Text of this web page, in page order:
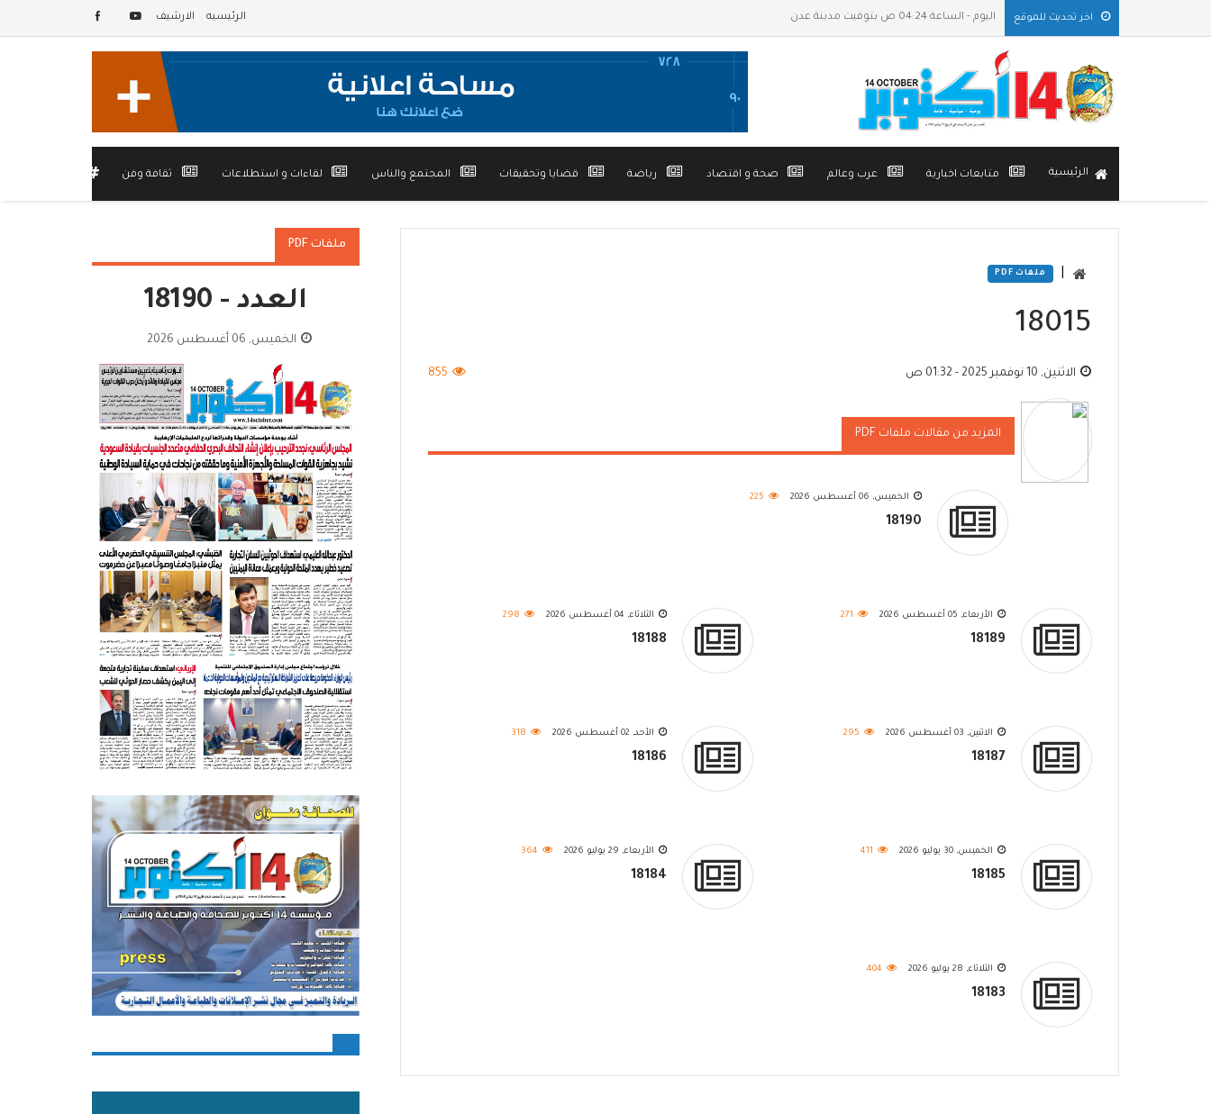
اخر تحديث للموقع اليوم - الساعة 04:24 ص بتوقيت مدينة عدن الرئيسيه الارشيف
الرئيسية متابعات اخبارية عرب وعالم صحة و اقتصاد رياضة قضايا وتحقيقات المجتمع والناس لقاءات و استطلاعات ثقافة وفن
ملفات PDF
18015
الاثنين, 10 نوفمبر 2025 - 01:32 ص 855
المزيد من مقالات ملفات PDF
الخميس, 06 أغسطس 2026 225
18190
الأربعاء, 05 أغسطس 2026 271
18189
الثلاثاء, 04 أغسطس 2026 298
18188
الاثنين, 03 أغسطس 2026 295
18187
الأحد, 02 أغسطس 2026 318
18186
الخميس, 30 يوليو 2026 411
18185
الأربعاء, 29 يوليو 2026 364
18184
الثلاثاء, 28 يوليو 2026 404
18183
ملفات PDF
العدد - 18190
الخميس, 06 أغسطس 2026